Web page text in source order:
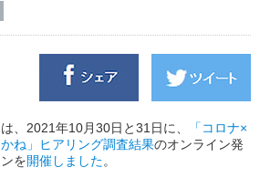
、2021年10月30日と31日に、
「コロナ×
ね」ヒアリング調査結果のオンライン発
を開催しました。